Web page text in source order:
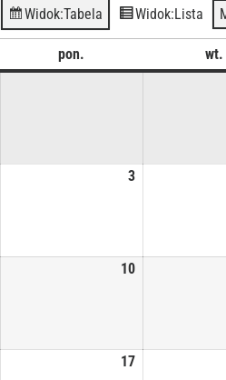
Widok:Tabela Widok:Lista
pon. wt.
3
10
17